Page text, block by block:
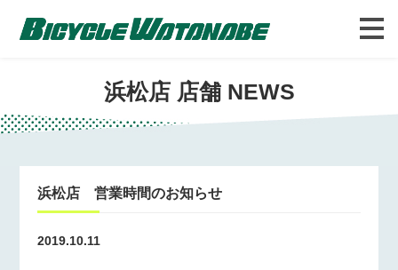
FAQ
浜松店 店舗 NEWS
浜松店 営業時間のお知らせ
2019.10.11